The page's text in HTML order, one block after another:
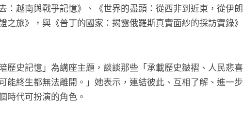
：越南與戰爭記憶》、《世界的盡頭：從西非到近東，從伊朗
之旅》，與《普丁的國家：揭露俄羅斯真實面紗的採訪實錄》
歷史記憶」為講座主題，談談那些「承載歷史皺褶、人民悲喜
能終生都無法離開。」她表示，連結彼此、互相了解、進一步
時代可扮演的角色。